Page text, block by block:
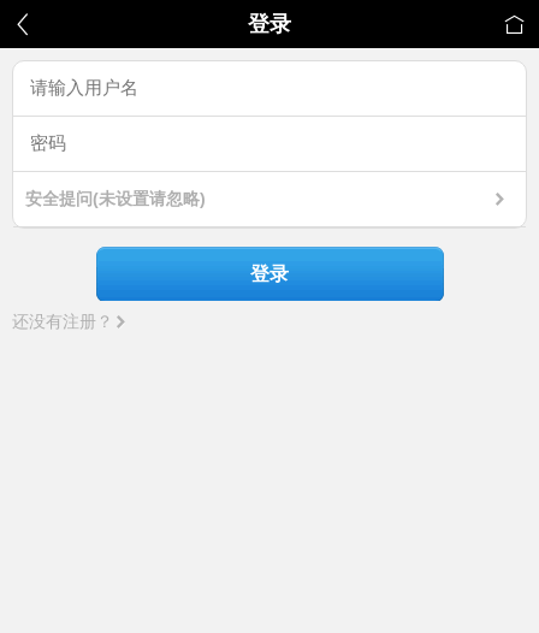
登录
安全提问(未设置请忽略)
登录
还没有注册？